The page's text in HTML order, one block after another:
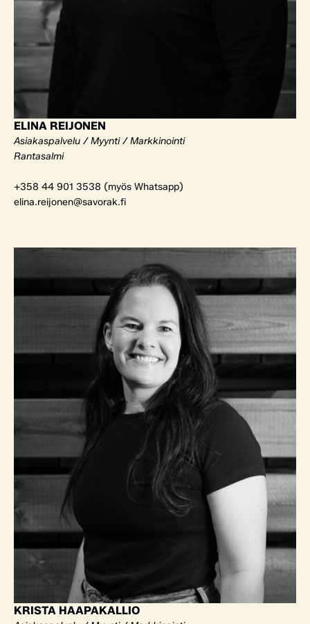
ELINA REIJONEN
Asiakaspalvelu / Myynti / Markkinointi
Rantasalmi
+358 44 901 3538 (myös Whatsapp)
elina.reijonen@savorak.fi
KRISTA HAAPAKALLIO